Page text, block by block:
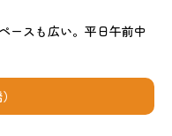
ースも広い。平日午前中